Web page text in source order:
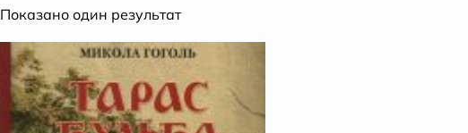
Показано один результат